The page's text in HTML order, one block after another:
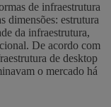
de infraestrutura
dimensões: estrutura
da infraestrutura,
De acordo com
de desktop
o mercado há